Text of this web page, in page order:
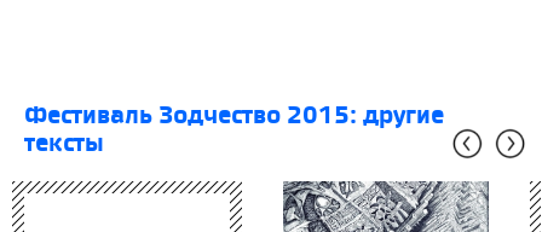
фестиваль Зодчество 2015: другие
тексты